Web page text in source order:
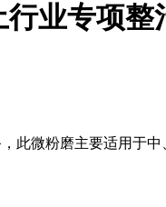
业专项整
此微粉磨主要适用于